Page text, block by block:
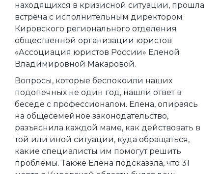
находящихся в кризисной ситуации, прошла
встреча с исполнительным директором
Кировского регионального отделения
общественной организации юристов
«Ассоциация юристов России» Еленой
Владимировной Макаровой.
Вопросы, которые беспокоили наших
подопечных не один год, нашли ответ в
беседе с профессионалом. Елена, опираясь
на общесемейное законодательство,
разъяснила каждой маме, как действовать в
той или иной ситуации, куда обращаться,
какие специалисты им помогут решить
проблемы. Также Елена подсказала, что 31